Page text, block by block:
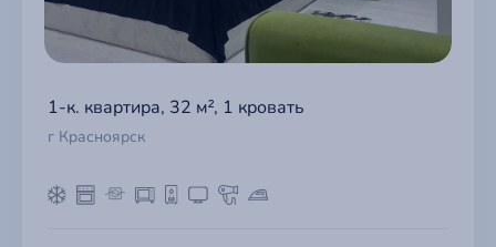
1-к. квартира, 32 м², 1 кровать
г Красноярск